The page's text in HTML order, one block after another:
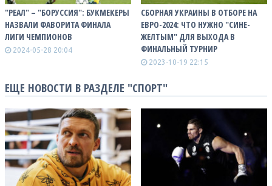
"РЕАЛ" – "БОРУССИЯ": БУКМЕКЕРЫ
НАЗВАЛИ ФАВОРИТА ФИНАЛА
ЛИГИ ЧЕМПИОНОВ
2024-05-28 20:04
СБОРНАЯ УКРАИНЫ В ОТБОРЕ НА
ЕВРО-2024: ЧТО НУЖНО "СИНЕ-
ЖЕЛТЫМ" ДЛЯ ВЫХОДА В
ФИНАЛЬНЫЙ ТУРНИР
2023-10-19 22:15
ЕЩЕ НОВОСТИ В РАЗДЕЛЕ "СПОРТ"